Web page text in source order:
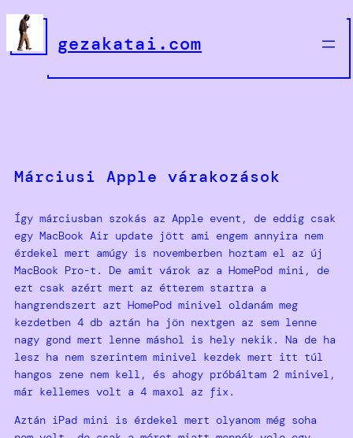
Ugrás
tartalomhozgezakatai.com
Márciusi Apple várakozások
Így márciusban szokás az Apple event, de eddig csak
egy MacBook Air update jött ami engem annyira nem
érdekel mert amúgy is novemberben hoztam el az új
MacBook Pro-t. De amit várok az a HomePod mini, de
ezt csak azért mert az étterem startra a
hangrendszert azt HomePod minivel oldanám meg
kezdetben 4 db aztán ha jön nextgen az sem lenne
nagy gond mert lenne máshol is hely nekik. Na de ha
lesz ha nem szerintem minivel kezdek mert itt túl
hangos zene nem kell, és ahogy próbáltam 2 minivel,
már kellemes volt a 4 maxol az fix.
Aztán iPad mini is érdekel mert olyanom még soha